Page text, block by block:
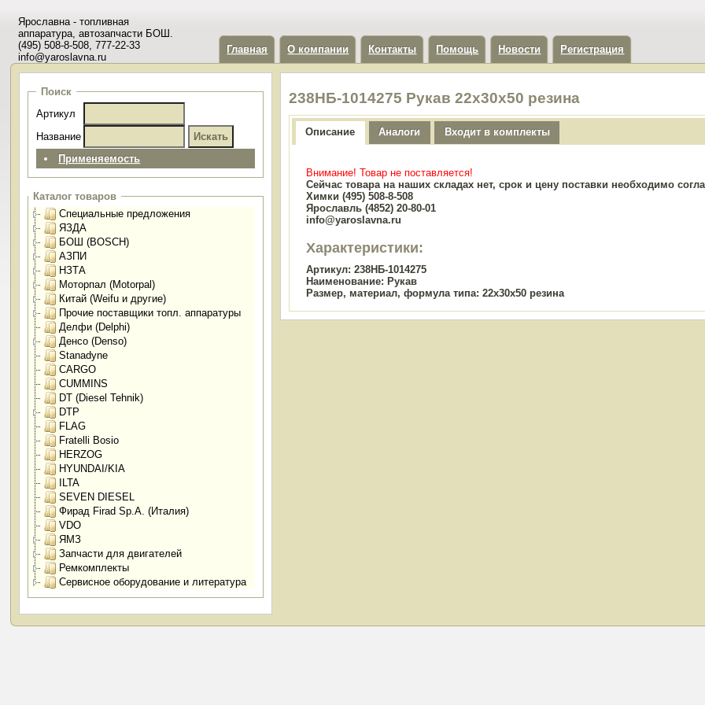
Ярославна - топливная
аппаратура, автозапчасти БОШ.
(495) 508-8-508, 777-22-33
info@yaroslavna.ru
Главная О компании Контакты Помощь Новости Регистрация
Поиск
Артикул
Название
Применяемость
Каталог товаров
Специальные предложения
ЯЗДА
БОШ (BOSCH)
АЗПИ
НЗТА
Моторпал (Motorpal)
Китай (Weifu и другие)
Прочие поставщики топл. аппаратуры
Делфи (Delphi)
Денсо (Denso)
Stanadyne
CARGO
CUMMINS
DT (Diesel Tehnik)
DTP
FLAG
Fratelli Bosio
HERZOG
HYUNDAI/KIA
ILTA
SEVEN DIESEL
Фирад Firad Sp.A. (Италия)
VDO
ЯМЗ
Запчасти для двигателей
Ремкомплекты
Сервисное оборудование и литература
238НБ-1014275 Рукав 22х30х50 резина
Описание Аналоги Входит в комплекты
Внимание! Товар не поставляется!
Сейчас товара на наших складах нет, срок и цену поставки необходимо
Химки (495) 508-8-508
Ярославль (4852) 20-80-01
info@yaroslavna.ru
Характеристики:
Артикул: 238НБ-1014275
Наименование: Рукав
Размер, материал, формула типа: 22х30х50 резина